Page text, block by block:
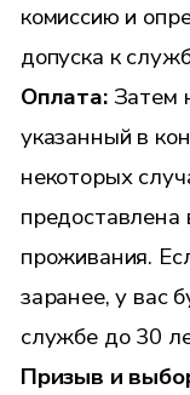
комиссию и
допуска к
Оплата:Затем
указанный в
некоторых
предоставлена
проживания.
заранее, у вас
службе до 30
Призыв и